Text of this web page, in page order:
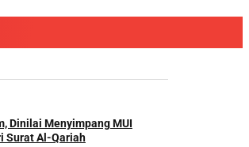
Dinilai Menyimpang MUI
Surat Al-Qariah